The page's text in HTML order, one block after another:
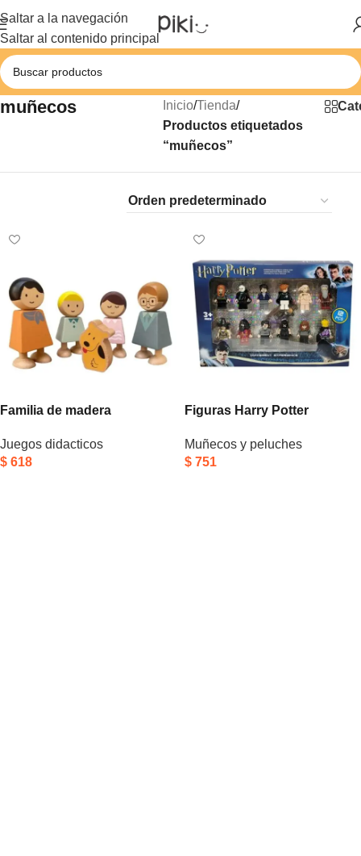
Saltar a la navegación
Saltar al contenido principal
muñecos Inicio/Tienda/
Productos etiquetados
“muñecos”
Familia de madera
Juegos didacticos
$ 618
Figuras Harry Potter
Muñecos y peluches
$ 751